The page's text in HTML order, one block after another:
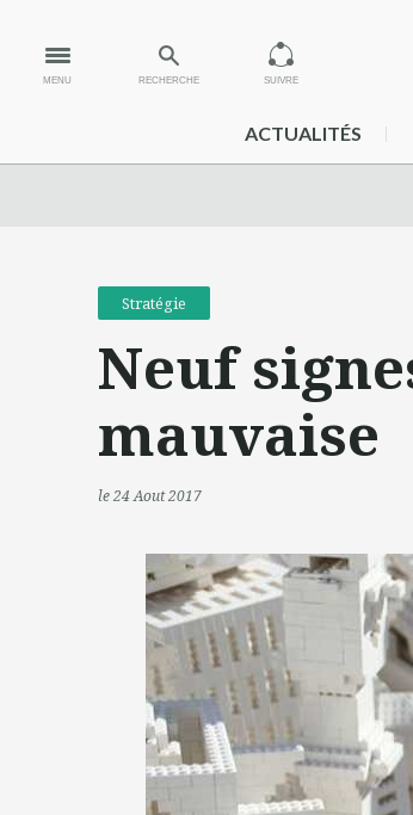
MENU RECHERCHE SUIVRE
ACTUALITÉS
Stratégie
Neuf
mauvaise
le 24 Aout 2017